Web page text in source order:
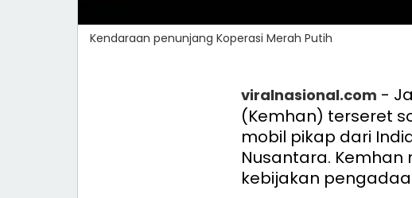
Kendaraan penunjang Koperasi Merah Putih
viralnasional.com -
(Kemhan) terseret
mobil pikap dari
Nusantara.
kebijakan